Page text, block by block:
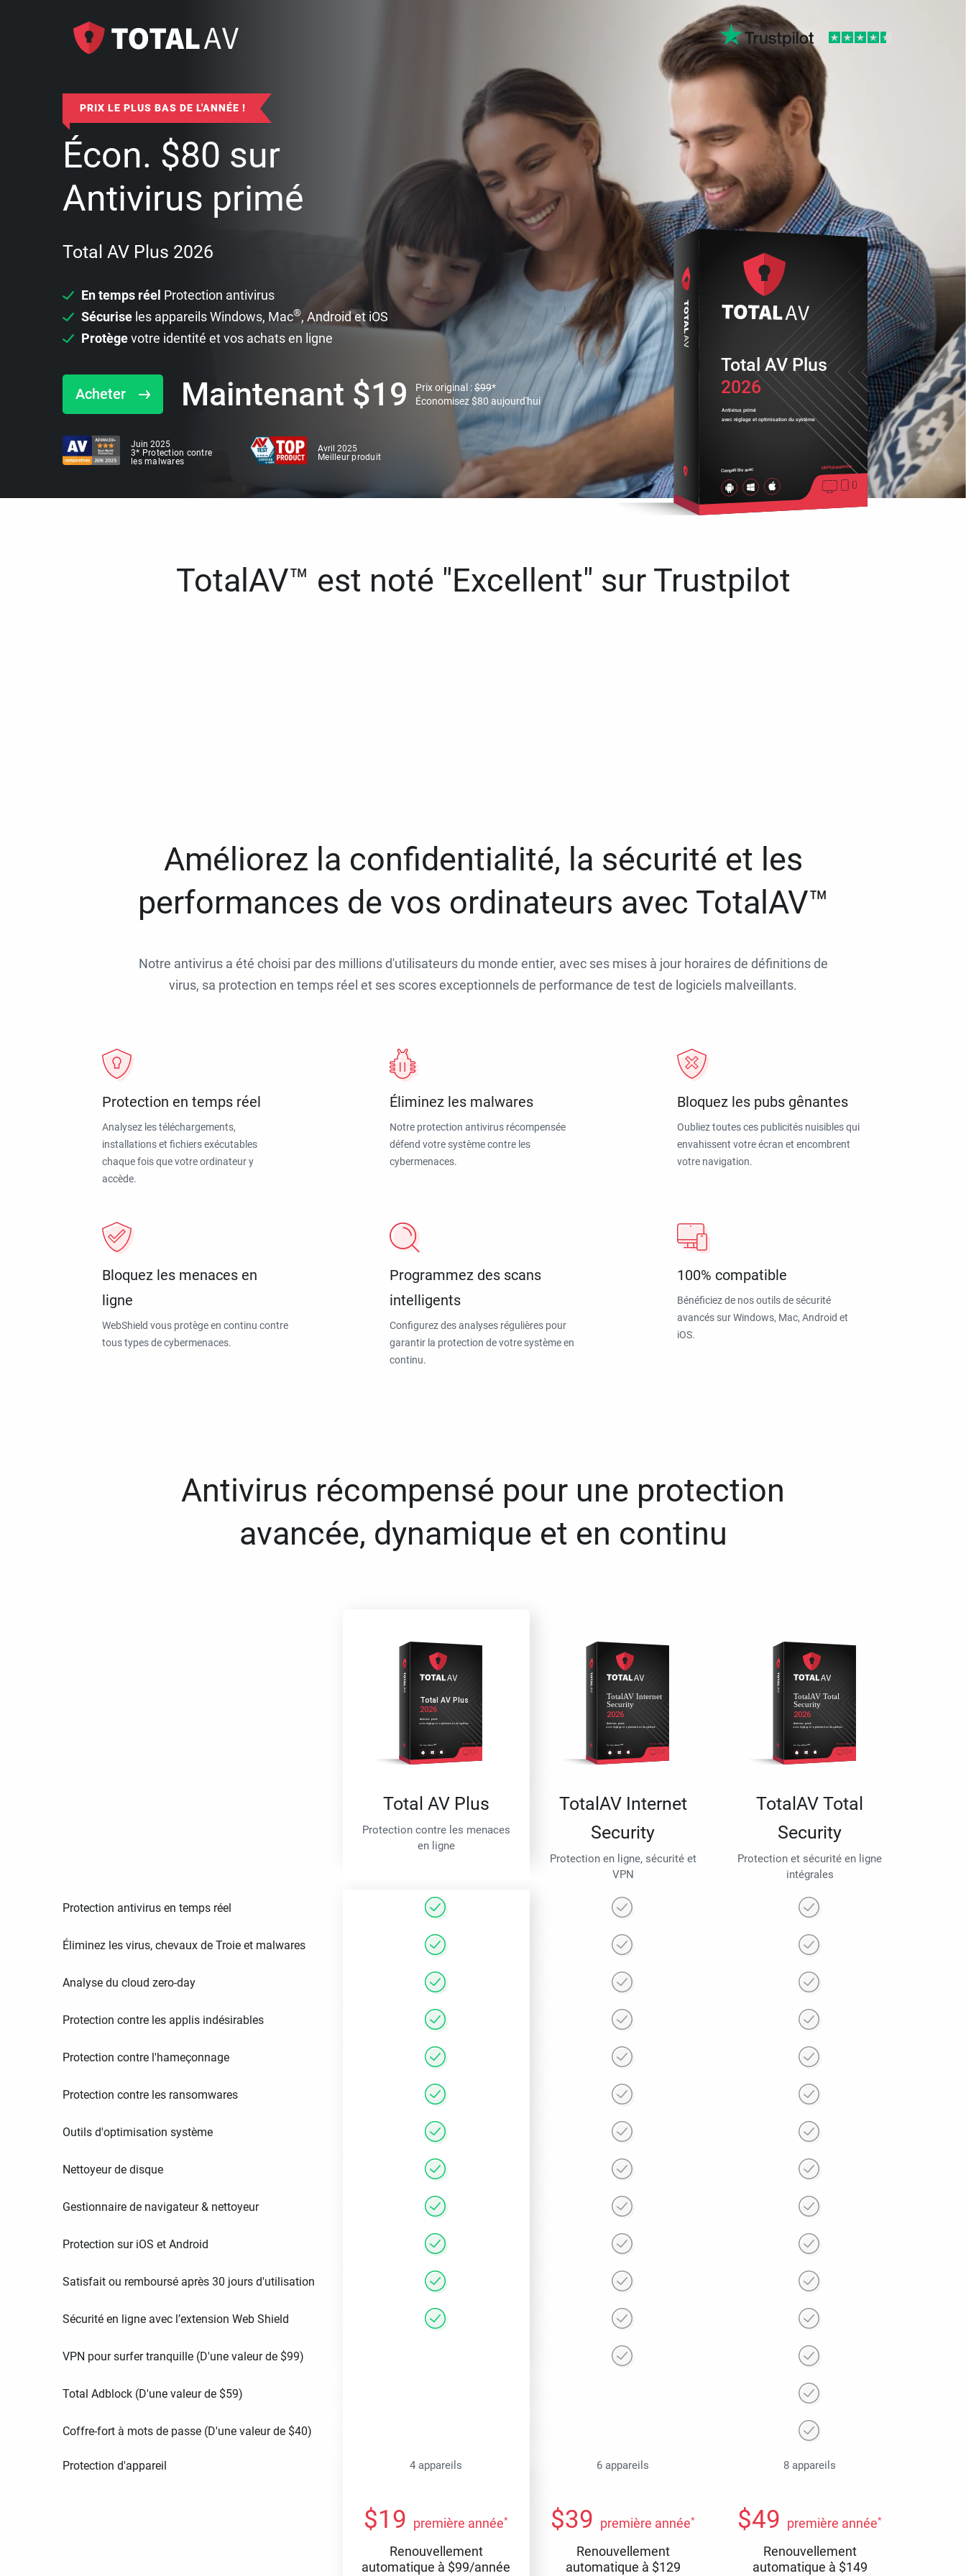
PRIX LE PLUS BAS DE L'ANNÉE !
Écon. $80 sur
Antivirus primé
Total AV Plus 2026
En temps réel Protection antivirus
Sécurise les appareils Windows, Mac®, Android et iOS
Protègevotre identité et vos achats en ligne
Acheter Maintenant $19 Prix original :$99*
Économisez$80 aujourd'hui
Juin 2025
3* Protection contre
les malwares
Avril 2025
Meilleur produit
2026
Antivirus primé
avec réglage et optimisation du système
Compatible avec Multiplateforme
Total AV Plus
TotalAV™ est noté "Excellent" sur Trustpilot
Améliorez la confidentialité, la sécurité et les
performances de vos ordinateurs avec TotalAV™
Notre antivirus a été choisi par des millions d'utilisateurs du monde entier, avec ses mises à jour horaires de définitions de
virus, sa protection en temps réel et ses scores exceptionnels de performance de test de logiciels malveillants.
Protection en temps réel
Analysez les téléchargements,
installations et fichiers exécutables
chaque fois que votre ordinateur y
accède.
Éliminez les malwares
Notre protection antivirus récompensée
défend votre système contre les
cybermenaces.
Bloquez les pubs gênantes
Oubliez toutes ces publicités nuisibles qui
envahissent votre écran et encombrent
votre navigation.
Bloquez les menaces en
ligne
WebShield vous protège en continu contre
tous types de cybermenaces.
Programmez des scans
intelligents
Configurez des analyses régulières pour
garantir la protection de votre système en
continu.
100% compatible
Bénéficiez de nos outils de sécurité
avancés sur Windows, Mac, Android et
iOS.
Antivirus récompensé pour une protection
avancée, dynamique et en continu
Total AV Plus
Protection contre les menaces
en ligne
TotalAV Internet
Security
Protection en ligne, sécurité et
VPN
TotalAV Total
Security
Protection et sécurité en ligne
intégrales
Protection antivirus en temps réel
Éliminez les virus, chevaux de Troie et malwares
Analyse du cloud zero-day
Protection contre les applis indésirables
Protection contre l'hameçonnage
Protection contre les ransomwares
Outils d'optimisation système
Nettoyeur de disque
Gestionnaire de navigateur & nettoyeur
Protection sur iOS et Android
Satisfait ou remboursé après 30 jours d'utilisation
Sécurité en ligne avec l’extension Web Shield
VPN pour surfer tranquille (D'une valeur de $99)
Total Adblock (D'une valeur de $59)
Coffre-fort à mots de passe (D'une valeur de $40)
Protection d'appareil 4 appareils 6 appareils 8 appareils
$19 première année*
Renouvellement
automatique à $99/année
$39 première année*
Renouvellement
automatique à $129
$49 première année*
Renouvellement
automatique à $149